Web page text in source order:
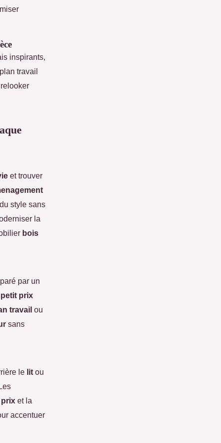
inspirants,
travail
et trouver
style sans
la
bois
par un
petit prix
travail ou
sans
le lit ou
et la
accentuer